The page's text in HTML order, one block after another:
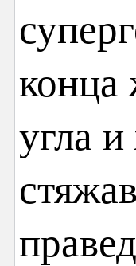
конца
угла